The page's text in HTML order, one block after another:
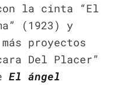
la cinta “El
(1923) y
proyectos
Del Placer”
El ángel